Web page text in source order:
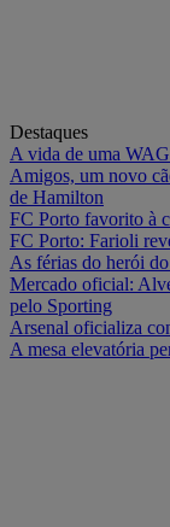
Destaques
A vida de uma
Amigos, um novo
de Hamilton
FC Porto favorito à
FC Porto: Farioli
As férias do herói
Mercado oficial:
pelo Sporting
Arsenal oficializa
A mesa elevatória